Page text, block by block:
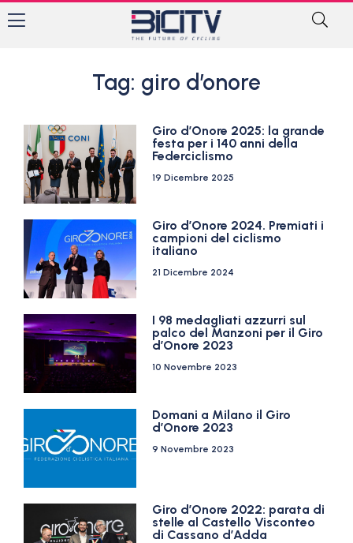
Tag: giro d’onore
Giro d’Onore 2025: la grande
festa per i 140 anni della
Federciclismo
19 Dicembre 2025
Giro d’Onore 2024. Premiati i
campioni del ciclismo
italiano
21 Dicembre 2024
I 98 medagliati azzurri sul
palco del Manzoni per il Giro
d’Onore 2023
10 Novembre 2023
Domani a Milano il Giro
d’Onore 2023
9 Novembre 2023
Giro d’Onore 2022: parata di
stelle al Castello Visconteo
di Cassano d’Adda